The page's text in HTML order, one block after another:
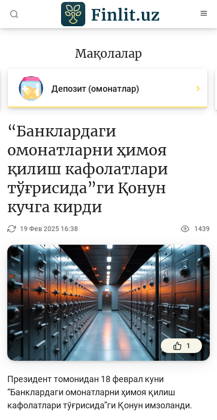
Барча мақолалар
Банк агентлари учун
Ислом молияси
Депозит (омонатлар)
Пул-кредит сиёсати ва унинг элементлари
Молиявий хавфсизлик
Банк хизматлари истеъмолчилари
ҳуқуқлари
Тадбиркорлик
Ўқув қўлланмалар
Лойиҳалар
Интерактив хизматлар
Фотогалерея
Мақолалар
Депозит (омонатлар)
“Банклардаги
омонатларни ҳимоя
қилиш кафолатлари
тўғрисида”ги Қонун
кучга кирди
19 Фев 2025 16:38 1439
1
Президент томонидан 18 феврал куни
“Банклардаги омонатларни ҳимоя қилиш
кафолатлари тўғрисида”ги Қонун имзоланди.